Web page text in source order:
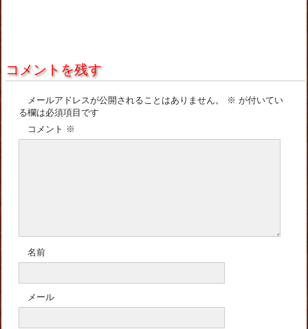
コメントを残す
メールアドレスが公開されることはありません。 ※ が付いてい
る欄は必須項目です
コメント ※
名前
メール